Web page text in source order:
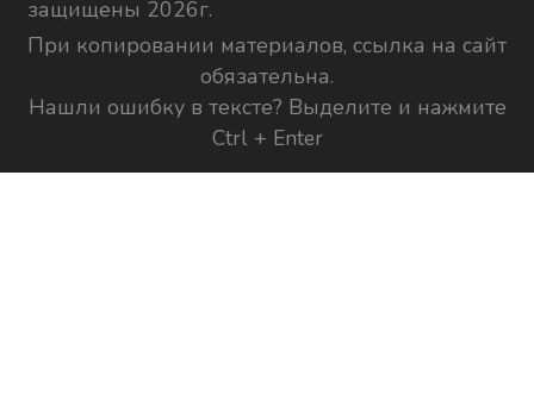
защищены 2026г.
При копировании материалов, ссылка на сайт
обязательна.
Нашли ошибку в тексте? Выделите и нажмите
Ctrl + Enter